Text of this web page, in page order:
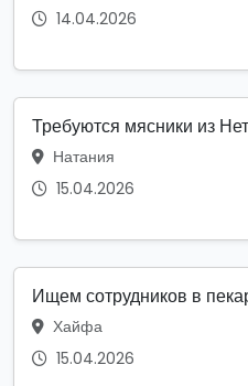
14.04.2026
Требуются мясники из
Натания
15.04.2026
Ищем сотрудников в
Хайфа
15.04.2026